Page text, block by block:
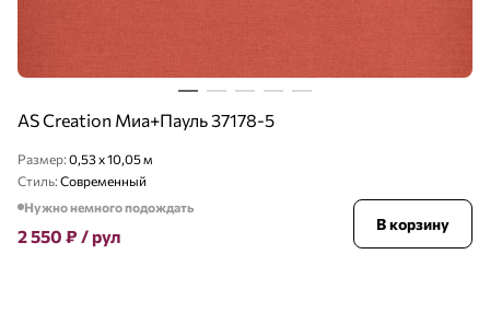
AS Creation Миа+Пауль 37178-5
Размер: 0,53 x 10,05 м
Стиль: Современный
Нужно немного подождать
2 550 ₽ / рул
В корзину